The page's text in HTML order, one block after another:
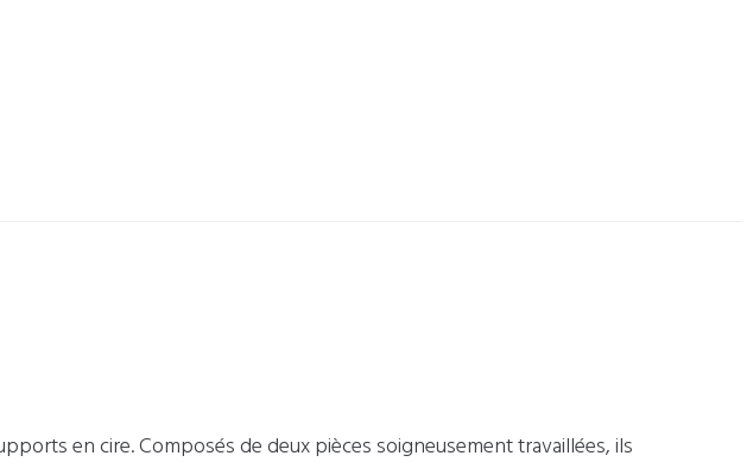
en cire. Composés de deux pièces soigneusement travaillées, ils